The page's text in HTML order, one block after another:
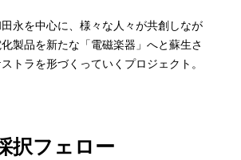
永を中心に、様々な人々が共創しなが
製品を新たな「電磁楽器」へと蘇生さ
トラを形づくっていくプロジェクト。
択フェロー